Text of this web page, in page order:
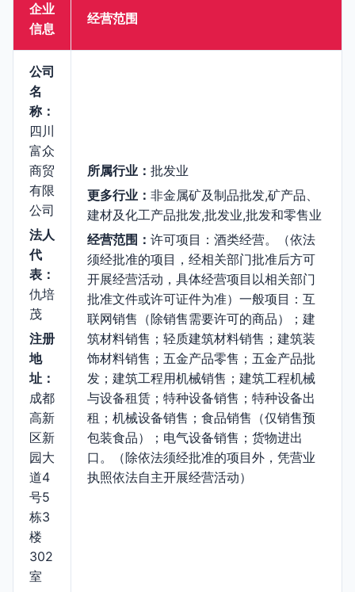
企业
信息
经营范围
公司
名
称：
四川
富众
商贸
有限
公司
法人
代
表：
仇培
茂
注册
地
址：
成都
高新
区新
园大
道4
号5
栋3
楼
302
室
所属行业： 批发业
更多行业： 非金属矿及制品批发,矿产品、
建材及化工产品批发,批发业,批发和零售业
经营范围： 许可项目：酒类经营。（依法
须经批准的项目，经相关部门批准后方可
开展经营活动，具体经营项目以相关部门
批准文件或许可证件为准）一般项目：互
联网销售（除销售需要许可的商品）；建
筑材料销售；轻质建筑材料销售；建筑装
饰材料销售；五金产品零售；五金产品批
发；建筑工程用机械销售；建筑工程机械
与设备租赁；特种设备销售；特种设备出
租；机械设备销售；食品销售（仅销售预
包装食品）；电气设备销售；货物进出
口。（除依法须经批准的项目外，凭营业
执照依法自主开展经营活动）